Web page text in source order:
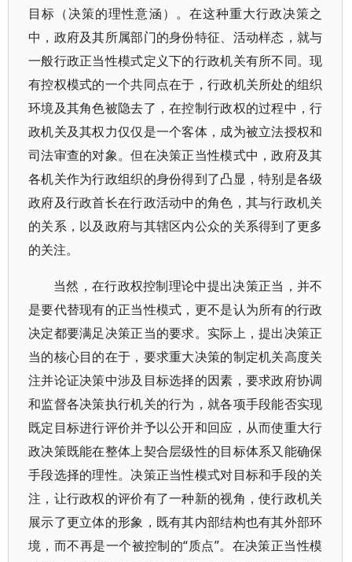
目标（决策的理性意涵）。在这种重大行政决策之
中，政府及其所属部门的身份特征、活动样态，就与
一般行政正当性模式定义下的行政机关有所不同。现
有控权模式的一个共同点在于，行政机关所处的组织
环境及其角色被隐去了，在控制行政权的过程中，行
政机关及其权力仅仅是一个客体，成为被立法授权和
司法审查的对象。但在决策正当性模式中，政府及其
各机关作为行政组织的身份得到了凸显，特别是各级
政府及行政首长在行政活动中的角色，其与行政机关
的关系，以及政府与其辖区内公众的关系得到了更多
的关注。
当然，在行政权控制理论中提出决策正当，并不
是要代替现有的正当性模式，更不是认为所有的行政
决定都要满足决策正当的要求。实际上，提出决策正
当的核心目的在于，要求重大决策的制定机关高度关
注并论证决策中涉及目标选择的因素，要求政府协调
和监督各决策执行机关的行为，就各项手段能否实现
既定目标进行评价并予以公开和回应，从而使重大行
政决策既能在整体上契合层级性的目标体系又能确保
手段选择的理性。决策正当性模式对目标和手段的关
注，让行政权的评价有了一种新的视角，使行政机关
展示了更立体的形象，既有其内部结构也有其外部环
境，而不再是一个被控制的“质点”。在决策正当性模